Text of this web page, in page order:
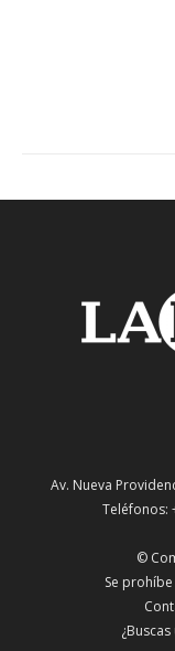
Av. Nueva
Teléfonos:
©
Se